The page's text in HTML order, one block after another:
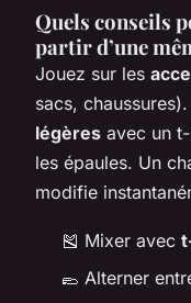
Quels conseils
partir d’une
Jouez sur les
sacs,
légères avec un
les épaules. Un
modifie
🎽 Mixer avec
🥿 Alterner